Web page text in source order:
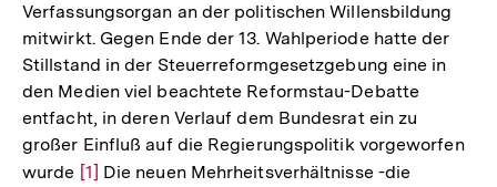
Verfassungsorgan an der politischen Willensbildung
mitwirkt. Gegen Ende der 13. Wahlperiode hatte der
Stillstand in der Steuerreformgesetzgebung eine in
den Medien viel beachtete Reformstau-Debatte
entfacht, in deren Verlauf dem Bundesrat ein zu
großer Einfluß auf die Regierungspolitik vorgeworfen
wurde Zur
[1] Die neuen Mehrheitsverhältnisse -die